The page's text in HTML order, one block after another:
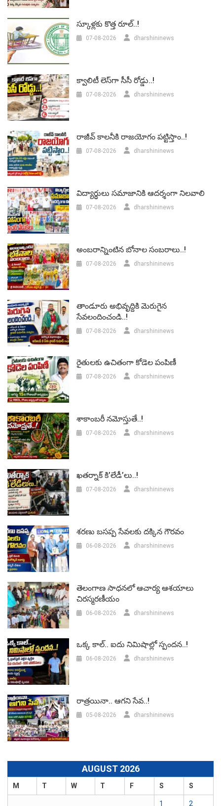
స్కూళ్లకు కొత్త రూల్..!
07-08-2026 dharshininews
క్వాలిటీ లెస్‌గా సీసీ రోడ్డు..!
07-08-2026 dharshininews
రాజీవ్ కాలనీకి రాజయోగం పట్టిస్తాం..!
07-08-2026 dharshininews
విద్యార్థులు సమాజానికి ఆదర్శంగా నిలవాలి
07-08-2026 dharshininews
అంబరాన్నింటిన బోనాల సంబరాలు..!
07-08-2026 dharshininews
తాండూరు అభివృద్దికి మెరుగైన
సేవలందించండి..!
07-08-2026 dharshininews
రైతులకు ఉచితంగా కోడెల పంపిణీ
07-08-2026 dharshininews
శాకాంబరీ నమోస్తుతే..!
07-08-2026 dharshininews
ఖతర్నాక్ కి’లేడీ’లు..!
07-08-2026 dharshininews
శరణు బసప్ప సేవలకు దక్కిన గౌరవం
06-08-2026 dharshininews
తెలంగాణ సాధనలో ఆచార్య ఆశయాలు
చిరస్మరణీయం
06-08-2026 dharshininews
ఒక్క కాల్.. ఐదు నిమిషాల్లో స్పందన..!
06-08-2026 dharshininews
రాత్రయినా.. ఆగని సేవ..!
05-08-2026 dharshininews
AUGUST 2026
M T W T F S S
1 2